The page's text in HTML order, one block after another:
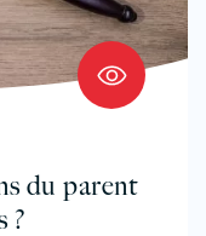
du parent
?